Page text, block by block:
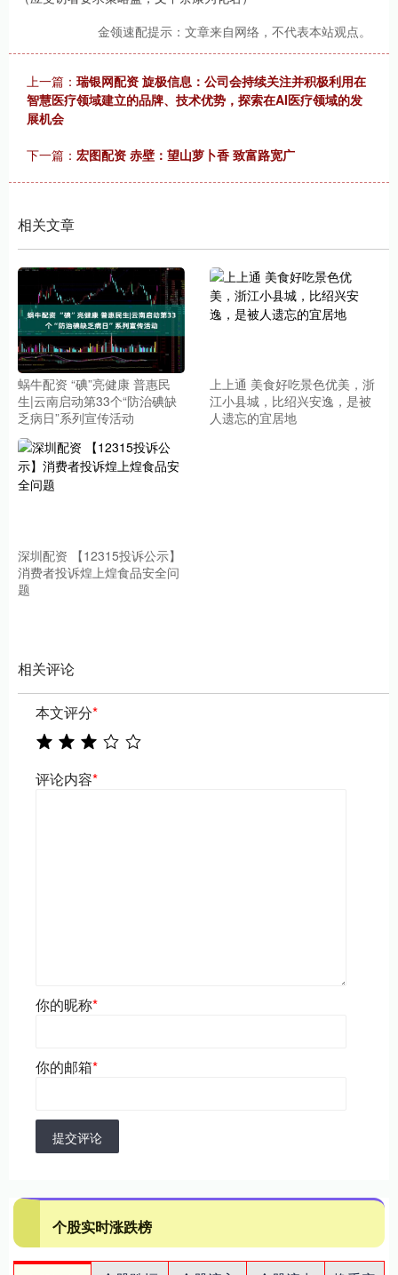
金领速配提示：文章来自网络，不代表本站观点。
上一篇： 瑞银网配资 旋极信息：公司会持续关注并积极利用在
智慧医疗领域建立的品牌、技术优势，探索在AI医疗领域的发
展机会
下一篇： 宏图配资 赤壁：望山萝卜香 致富路宽广
相关文章
蜗牛配资 “碘”亮健康 普惠民
生|云南启动第33个“防治碘缺
乏病日”系列宣传活动
上上通 美食好吃景色优美，浙
江小县城，比绍兴安逸，是被
人遗忘的宜居地
深圳配资 【12315投诉公示】
消费者投诉煌上煌食品安全问
题
相关评论
本文评分*
评论内容*
你的昵称*
你的邮箱*
提交评论
个股实时涨跌榜